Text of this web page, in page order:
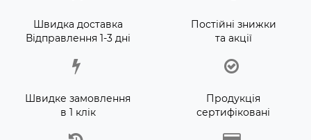
Швидка доставка
Відправлення 1-3 дні
Постійні знижки
та акції
Швидке замовлення
в 1 клік
Продукція
сертифіковані